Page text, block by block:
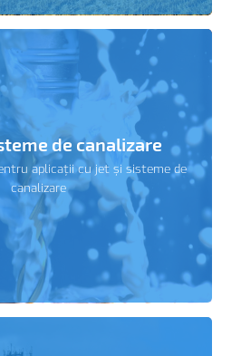
de canalizare
aplicații cu jet și sisteme de
canalizare